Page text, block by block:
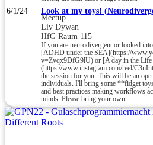
6/1/24 Look at my toys!
Meetup
Liv Dywan
HfG Raum 115
If you are neurodivergent or looked
[ADHD under the SEA](https://
v=Zvqx9DfG9lU) or [A day in the
(https://www.instagram.com/reel/
the session for you. This will be an
individuals. I'll bring some **fidget
and best practices making workflows
minds. Please bring your own ...